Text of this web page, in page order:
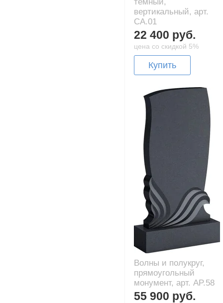
вертикальный, арт.
CA.01
22 400 руб.
цена со скидкой 5%
Купить
Волны и полукруг,
прямоугольный
монумент, арт. AP.58
55 900 руб.